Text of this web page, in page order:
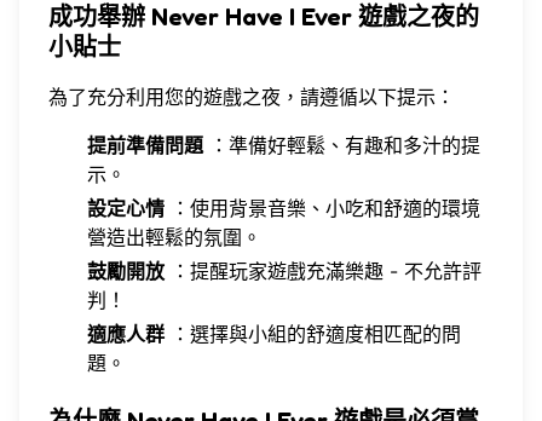
成功舉辦 Never Have I Ever 遊戲之夜的
小貼士
為了充分利用您的遊戲之夜，請遵循以下提示：
提前準備問題 ：準備好輕鬆、有趣和多汁的提
示。
設定心情 ：使用背景音樂、小吃和舒適的環境
營造出輕鬆的氛圍。
鼓勵開放 ：提醒玩家遊戲充滿樂趣 - 不允許評
判！
適應人群 ：選擇與小組的舒適度相匹配的問
題。